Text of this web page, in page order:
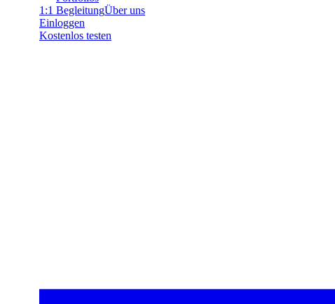
1:1 BegleitungÜber uns
Einloggen
Kostenlos testen